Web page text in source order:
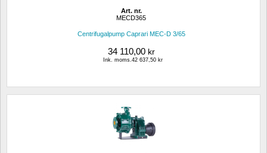
Art. nr.
MECD365
Centrifugalpump Caprari MEC-D 3/65
34 110,00kr
Ink. moms.42 637,50 kr